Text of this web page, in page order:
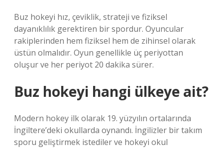
Buz hokeyi hız, çeviklik, strateji ve fiziksel
dayanıklılık gerektiren bir spordur. Oyuncular
rakiplerinden hem fiziksel hem de zihinsel olarak
üstün olmalıdır. Oyun genellikle üç periyottan
oluşur ve her periyot 20 dakika sürer.
Buz hokeyi hangi ülkeye ait?
Modern hokey ilk olarak 19. yüzyılın ortalarında
İngiltere’deki okullarda oynandı. İngilizler bir takım
sporu geliştirmek istediler ve hokeyi okul